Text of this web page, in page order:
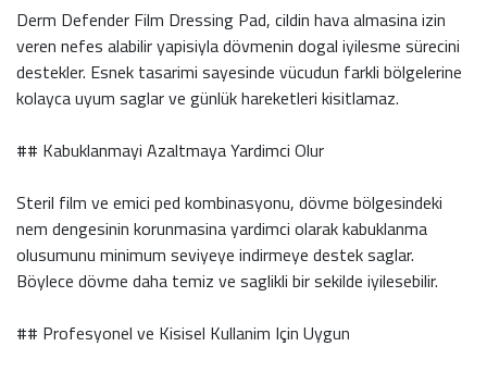
Derm Defender Film Dressing Pad, cildin hava almasina izin
veren nefes alabilir yapisiyla dövmenin dogal iyilesme sürecini
destekler. Esnek tasarimi sayesinde vücudun farkli bölgelerine
kolayca uyum saglar ve günlük hareketleri kisitlamaz.
## Kabuklanmayi Azaltmaya Yardimci Olur
Steril film ve emici ped kombinasyonu, dövme bölgesindeki
nem dengesinin korunmasina yardimci olarak kabuklanma
olusumunu minimum seviyeye indirmeye destek saglar.
Böylece dövme daha temiz ve saglikli bir sekilde iyilesebilir.
## Profesyonel ve Kisisel Kullanim Için Uygun